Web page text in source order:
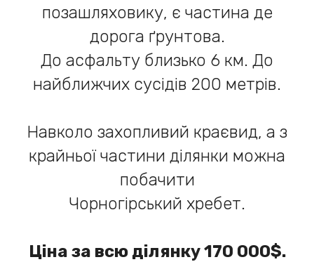
позашляховику, є частина де
дорога ґрунтова.
До асфальту близько 6 км. До
найближчих сусідів 200 метрів.
Навколо захопливий краєвид, а з
крайньої частини ділянки можна
побачити
Чорногірський хребет.
Ціна за всю ділянку 170 000$.